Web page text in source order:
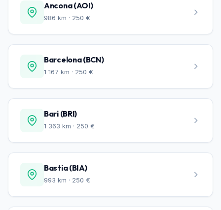
Ancona (AOI)
986 km · 250 €
Barcelona (BCN)
1 167 km · 250 €
Bari (BRI)
1 363 km · 250 €
Bastia (BIA)
993 km · 250 €